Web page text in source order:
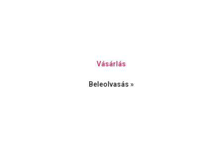
Vásárlás
Beleolvasás »